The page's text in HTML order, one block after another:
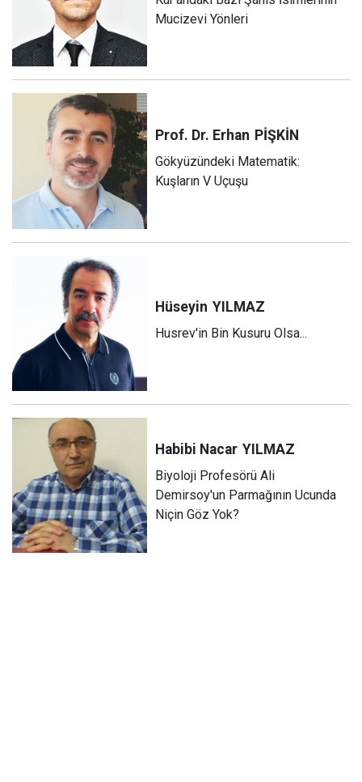
Mucizevi Yönleri
Prof. Dr. Erhan PİŞKİN
Gökyüzündeki Matematik:
Kuşların V Uçuşu
Hüseyin YILMAZ
Husrev'in Bin Kusuru Olsa...
Habibi Nacar YILMAZ
Biyoloji Profesörü Ali
Demirsoy'un Parmağının Ucunda
Niçin Göz Yok?